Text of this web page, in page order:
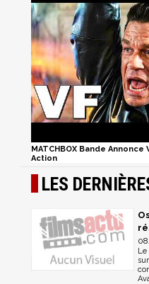
MATCHBOX Bande Annonce
Action
LES
Le